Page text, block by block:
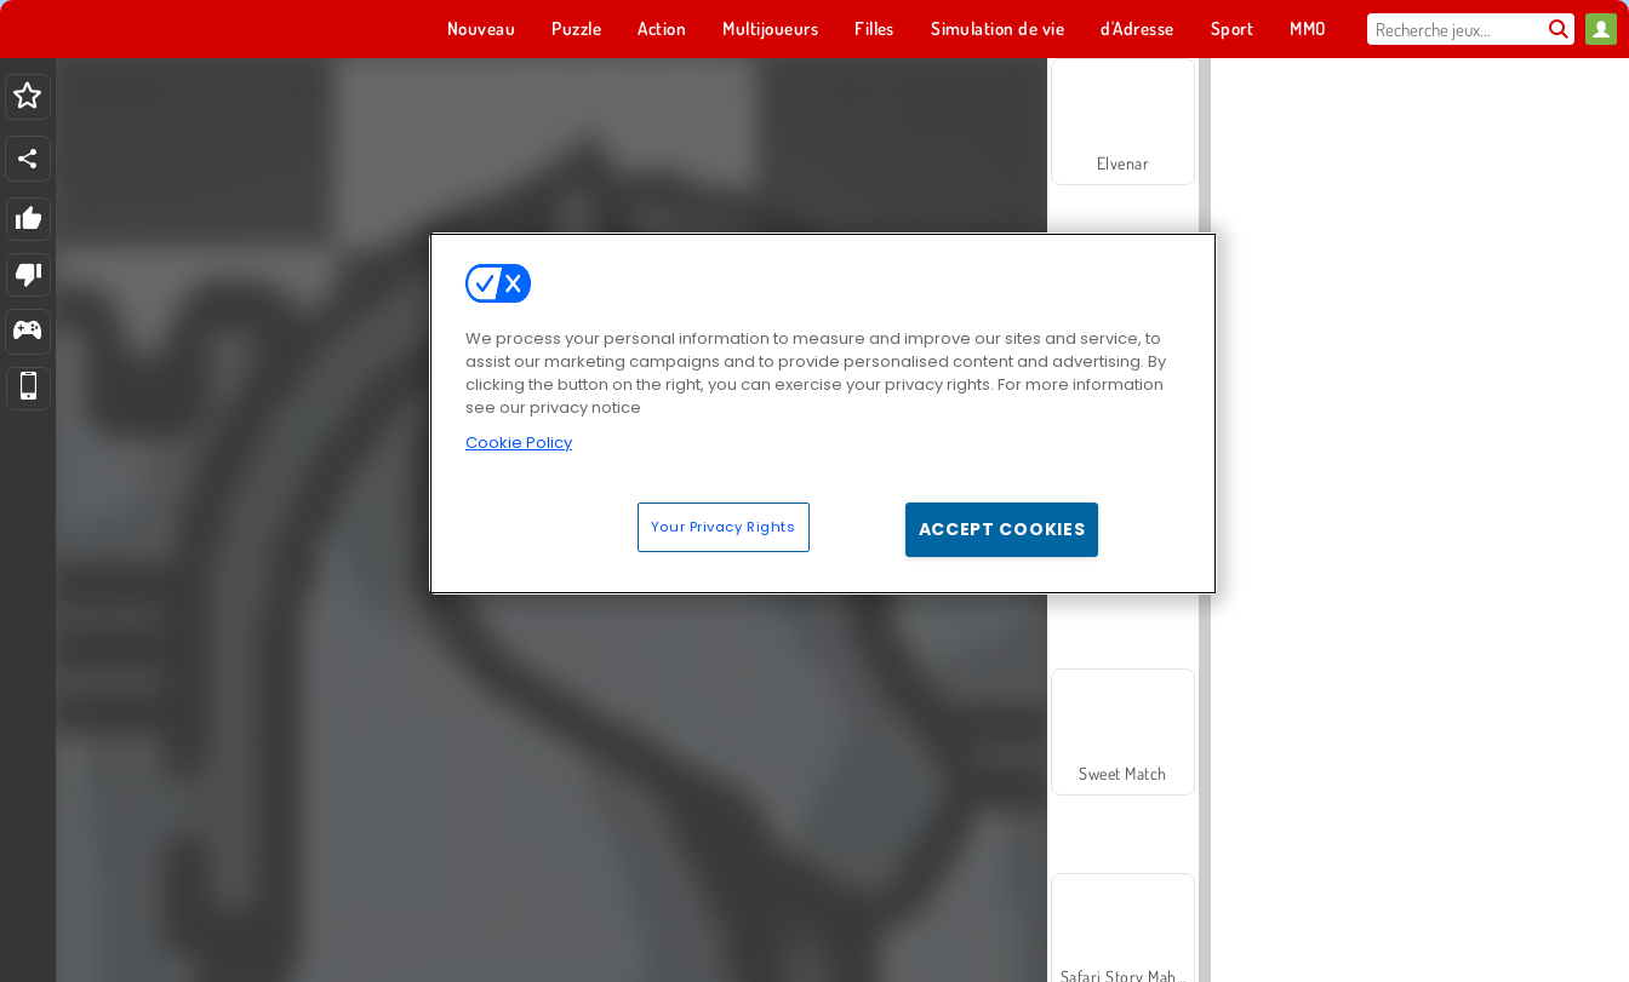
Nouveau Puzzle Action Multijoueurs Filles Simulation de vie d'Adresse Sport MMO
Elvenar
Sweet Match
We process your personal information to measure and improve our sites and service, to
assist our marketing campaigns and to provide personalised content and advertising. By
clicking the button on the right, you can exercise your privacy rights. For more information
see our privacy notice
Cookie Policy
Your Privacy Rights ACCEPT COOKIES